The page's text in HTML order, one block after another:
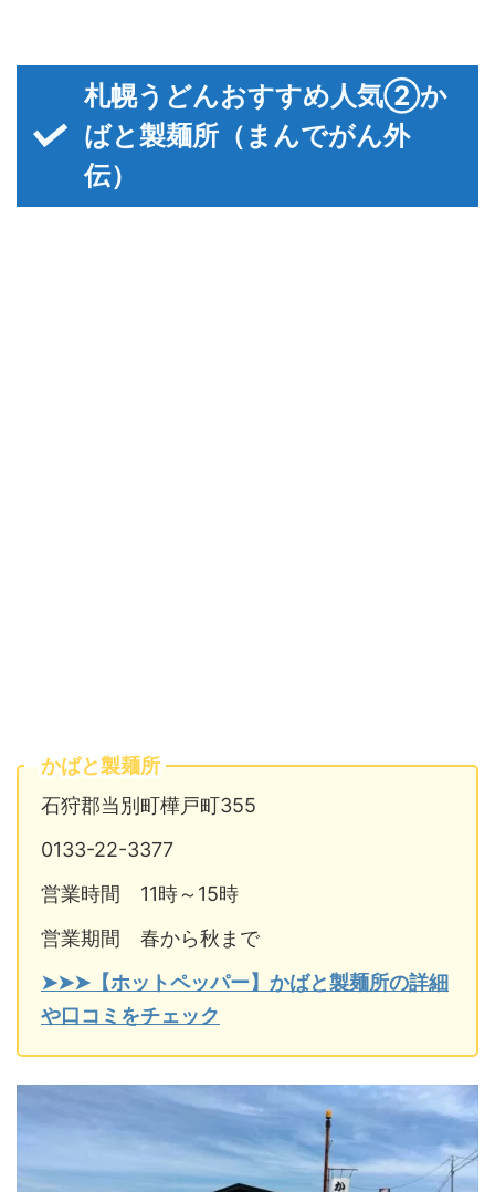
札幌うどんおすすめ人気②か
ばと製麺所（まんでがん外
伝）
かばと製麺所
石狩郡当別町樺戸町355
0133-22-3377
営業時間 11時～15時
営業期間 春から秋まで
➤➤➤【ホットペッパー】かばと製麺所の詳細
や口コミをチェック